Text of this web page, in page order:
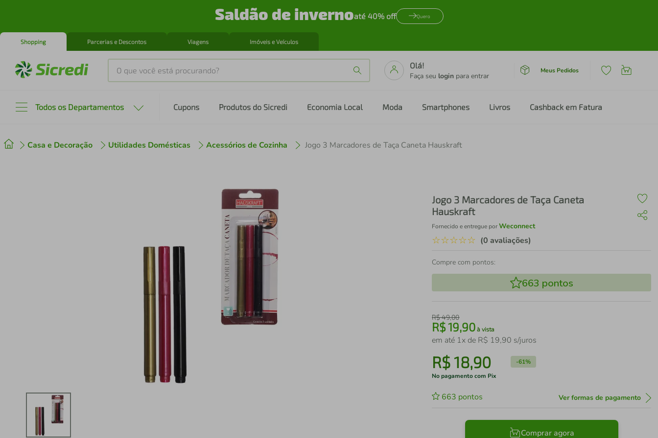
Saldão de invernoaté 40% off Quero
Shopping Parcerias e Descontos Viagens Imóveis e Veículos
O que você está procurando?
Olá!
Faça seu login para entrar
Meus Pedidos
Todos os Departamentos Cupons Produtos do Sicredi Economia Local Moda Smartphones Livros Cashback em Fatura
Casa e Decoração Utilidades Domésticas Acessórios de Cozinha Jogo 3 Marcadores de Taça Caneta Hauskraft
Jogo 3 Marcadores de Taça Caneta
Hauskraft
Fornecido e entregue porWeconnect
☆☆☆☆☆ (0 avaliações)
Compre com pontos:
663 pontos
R$49,00
R$19,90 à vista
em até 1x de R$ 19,90 s/juros
R$18,90 -61%
No pagamento com Pix
663 pontos Ver formas de pagamento
Comprar agora
º cafeteira